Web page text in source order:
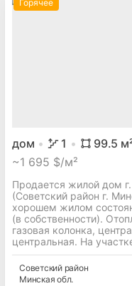
Горячее
дом 1 99.5
~1 695 $/м²
Продается жилой дом
(Советский район г.
хорошем жилом
(в собственности).
газовая колонка,
центральная. На
Советскийрайон
Минская обл.